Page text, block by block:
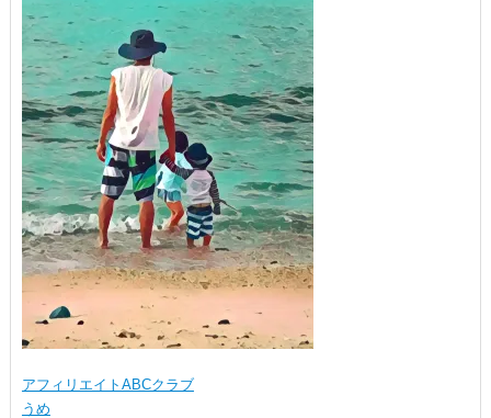
アフィリエイトABCクラブ
うめ